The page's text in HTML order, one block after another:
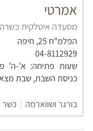
אמרטי
מסעדה איטלקית כשרה
הפלמ"ח 25, חיפה
04-8112929
כניסת השבת, שבת
בורגר ושווארמה | כשר